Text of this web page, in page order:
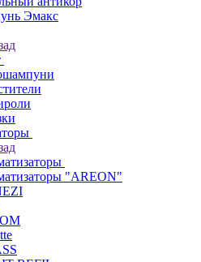
Эмакс
"AREON"